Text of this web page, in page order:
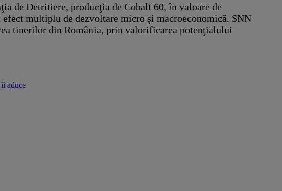
de Detritiere, producţia de Cobalt 60, în valoare de
multiplu de dezvoltare micro şi macroeconomică. SNN
tinerilor din România, prin valorificarea potenţialului
aduce